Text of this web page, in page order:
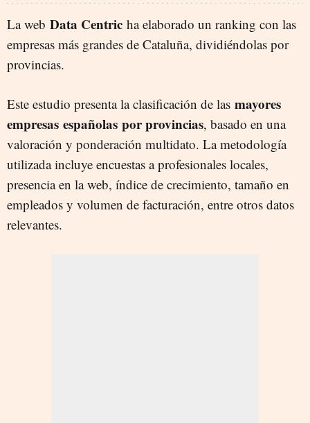
La web Data Centric ha elaborado un ranking con las
empresas más grandes de Cataluña, dividiéndolas por
provincias.
Este estudio presenta la clasificación de las mayores
empresas españolas por provincias, basado en una
valoración y ponderación multidato. La metodología
utilizada incluye encuestas a profesionales locales,
presencia en la web, índice de crecimiento, tamaño en
empleados y volumen de facturación, entre otros datos
relevantes.